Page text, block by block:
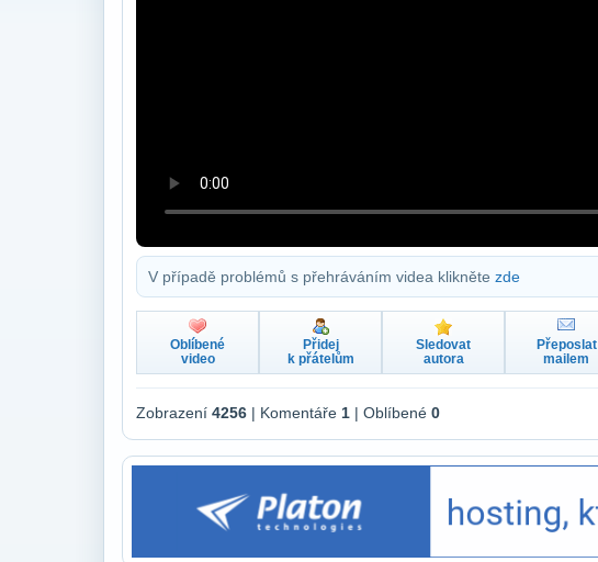
V případě problémů s přehráváním videa klikněte zde
Oblíbené
video
Přidej
k přátelům
Sledovat
autora
Přeposlat
mailem
Zobrazení 4256 | Komentáře 1 | Oblíbené 0